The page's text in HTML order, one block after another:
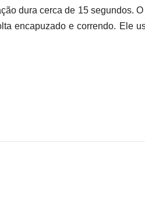
dura cerca de 15 segundos.
encapuzado e correndo. Ele